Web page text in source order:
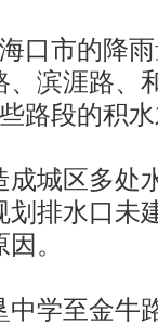
市的降雨
、滨涯路、
路段的积
城区多处
排水口未
。
学至金牛